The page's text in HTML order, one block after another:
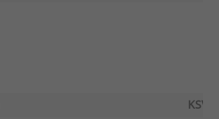
KSV